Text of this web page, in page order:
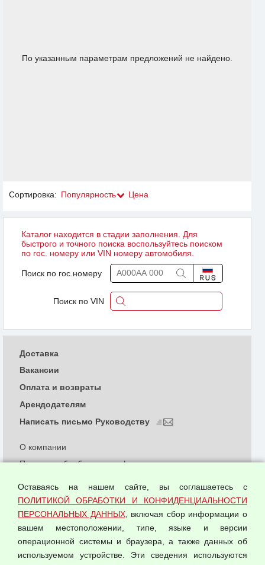
По указанным параметрам предложений не найдено.
Сортировка: Популярность Цена
Каталог находится в стадии заполнения. Для
быстрого и точного поиска воспользуйтесь поиском
по гос. номеру или VIN номеру автомобиля.
Поиск по гос.номеру
Поиск по VIN
О компании
Политика обработки и конфиденциальности
Согласием на обработку персональных данных
Оферта оптовой купли-продажи
Публичная оферта
Доставка
Вакансии
Оплата и возвраты
Арендодателям
Написать письмо Руководству
Оставаясь на нашем сайте, вы соглашаетесь с
ПОЛИТИКОЙ ОБРАБОТКИ И КОНФИДЕНЦИАЛЬНОСТИ
ПЕРСОНАЛЬНЫХ ДАННЫХ, включая сбор информации о
вашем местоположении, типе, языке и версии
операционной системы и браузера, а также данных об
используемом устройстве. Эти сведения используются